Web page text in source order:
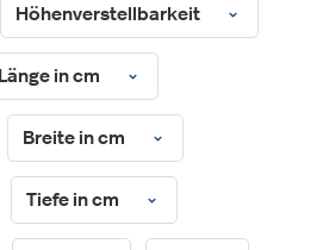
Höhenverstellbarkeit
Länge in cm
Breite in cm
Tiefe in cm